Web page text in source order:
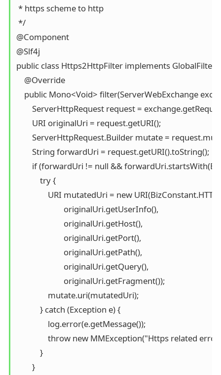
* https scheme to http
*/
@Component
@Slf4j
public class Https2HttpFilter implements GlobalFilter,
    @Override
public Mono<Void> filter(ServerWebExchange
ServerHttpRequest request =
        URI originalUri = request.getURI();
ServerHttpRequest.Builder mutate =
        String forwardUri = request.getURI().toString();
if (forwardUri != null &&
            try {
                URI mutatedUri = new URI(BizConstant.HTTP,
                        originalUri.getUserInfo(),
                        originalUri.getHost(),
                        originalUri.getPort(),
                        originalUri.getPath(),
                        originalUri.getQuery(),
                        originalUri.getFragment());
                mutate.uri(mutatedUri);
            } catch (Exception e) {
                log.error(e.getMessage());
throw new MMException("Https related
            }
        }